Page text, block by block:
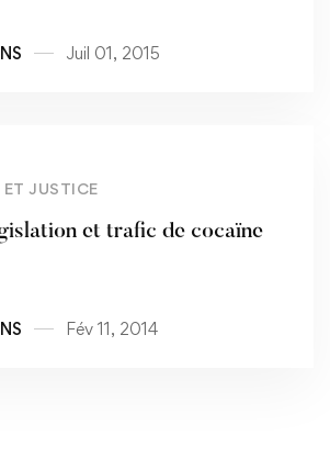
Juil 01, 2015
JUSTICE
et trafic de cocaïne
Fév 11, 2014